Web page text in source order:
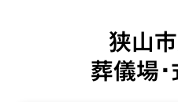
狭山
葬儀場